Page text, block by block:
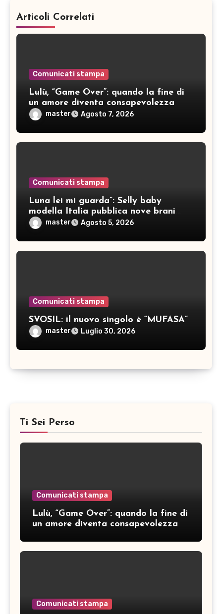
Articoli Correlati
Comunicati stampa
Lulù, “Game Over”: quando la fine di
un amore diventa consapevolezza
master Agosto 7, 2026
Comunicati stampa
Luna lei mi guarda”: Selly baby
modella Italia pubblica nove brani
ineditimaster Agosto 5, 2026
Comunicati stampa
SVOSIL: il nuovo singolo è “MUFASA”
master Luglio 30, 2026
Ti Sei Perso
Comunicati stampa
Lulù, “Game Over”: quando la fine di
un amore diventa consapevolezza
Comunicati stampa